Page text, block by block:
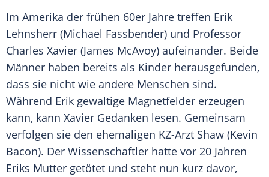
Im Amerika der frühen 60er Jahre treffen Erik
Lehnsherr (Michael Fassbender) und Professor
Charles Xavier (James McAvoy) aufeinander. Beide
Männer haben bereits als Kinder herausgefunden,
dass sie nicht wie andere Menschen sind.
Während Erik gewaltige Magnetfelder erzeugen
kann, kann Xavier Gedanken lesen. Gemeinsam
verfolgen sie den ehemaligen KZ-Arzt Shaw (Kevin
Bacon). Der Wissenschaftler hatte vor 20 Jahren
Eriks Mutter getötet und steht nun kurz davor,